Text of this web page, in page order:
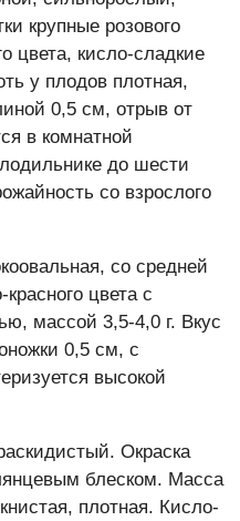
крупные розового
цвета, кисло-сладкие
у плодов плотная,
0,5 см, отрыв от
в комнатной
до шести
со взрослого
со средней
цвета с
массой 3,5-4,0 г. Вкус
0,5 см, с
высокой
Окраска
блеском. Масса
плотная. Кисло-